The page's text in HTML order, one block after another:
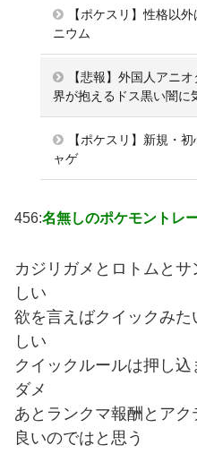
【ポケスリ】性格以
ニウム
【悲報】外国人アニ
界が抱えるドス黒い闇に
【ポケスリ】新規・
ャゲ
456:名無しのポケモントレ
カジリガメとロトムと
しい
欲を言えばクイックみ
しい
クイックルールは押し
ダメ
あとランクマ報酬とア
良いのではと思う